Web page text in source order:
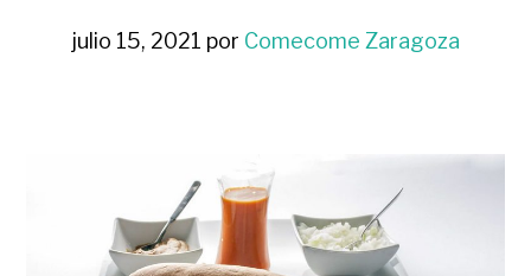
julio 15, 2021 por Comecome Zaragoza